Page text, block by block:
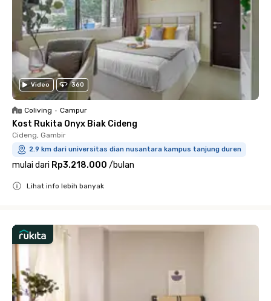
Video 360
Coliving • Campur
Kost Rukita Onyx Biak Cideng
Cideng, Gambir
2.9 km dari universitas dian nusantara kampus tanjung duren
mulai dari Rp3.218.000 /bulan
Lihat info lebih banyak